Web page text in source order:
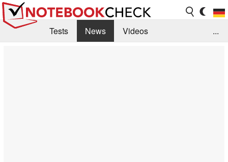
Tests News
Videos
...